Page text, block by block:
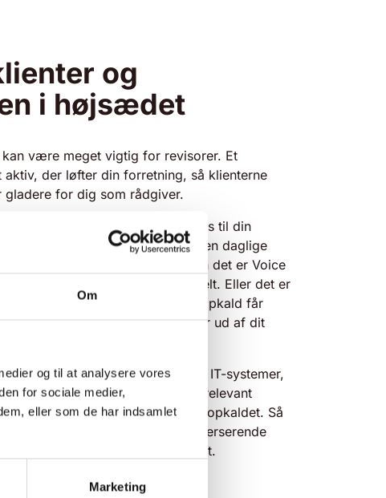
Om
og til at analysere vores
for sociale medier,
eller som de har indsamlet
Marketing
og
i højsædet
være meget vigtig for revisorer. Et
der løfter din forretning, så klienterne
for dig som rådgiver.
understøtter kravene, der stilles til din
gør det daglige arbejde og den daglige
og mere effektiv. Hvad enten det er Voice
optager samtaler eller manuelt. Eller det er
call back, så klienterne ved opkald får
ringer tilbage, når du kommer ud af dit
telefonien og dine vigtigste IT-systemer,
vindue på din skærm med al relevant
der ringer ind, før du besvarer opkaldet. Så
fornavn og spørge ind til den verserende
før din klient selv tager fat.